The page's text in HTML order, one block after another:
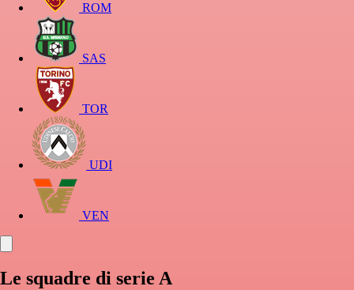
ROM
SAS
TOR
UDI
VEN
Le squadre di serie A